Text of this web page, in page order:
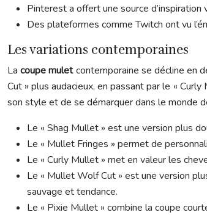
Pinterest a offert une source
Des plateformes comme Twitch ont vu
Les variations contemporaines
Lacoupe muletcontemporaine se décline en
Cut » plus audacieux, en passant par le «
son style et de se démarquer dans le monde
Le « Shag Mullet » est une version plus
Le « Mullet Fringes » permet de
Le « Curly Mullet » met en valeur les
Le « Mullet Wolf Cut » est une version
sauvage et tendance.
Le « Pixie Mullet » combine la coupe